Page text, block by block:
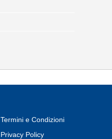
Termini e Condizioni
Privacy Policy